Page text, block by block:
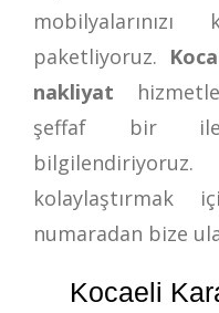
paketliyoruz.
nakliyat
şeffaf bir
kolaylaştırmak
numaradan bize
Kocaeli